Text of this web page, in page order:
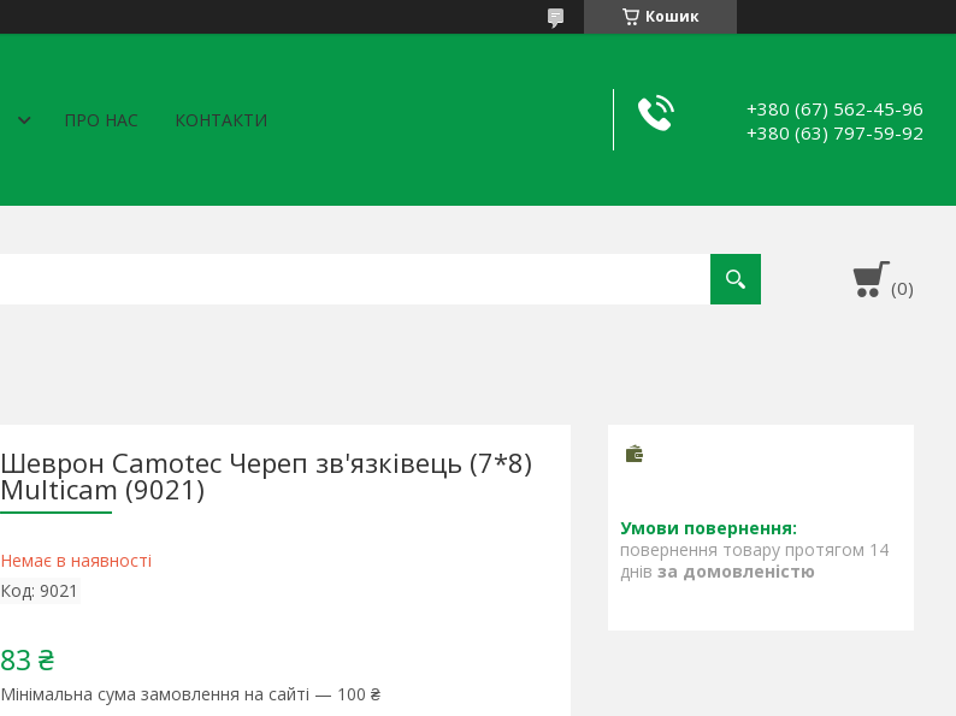
Кошик
ПРО НАС КОНТАКТИ
+380 (67) 562-45-96
+380 (63) 797-59-92
Шеврон Camotec Череп зв'язківець (7*8)
Multicam (9021)
Немає в наявності
Код: 9021
83 ₴
Мінімальна сума замовлення на сайті — 100 ₴
повернення товару протягом 14
днів за домовленістю